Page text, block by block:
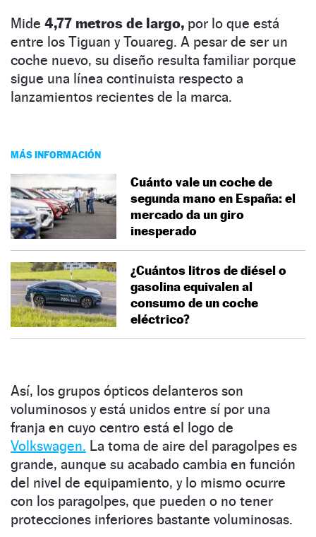
Mide 4,77 metros de largo, por lo que está
entre los Tiguan y Touareg. A pesar de ser un
coche nuevo, su diseño resulta familiar porque
sigue una línea continuista respecto a
lanzamientos recientes de la marca.
MÁS INFORMACIÓN
Cuánto vale un coche de
segunda mano en España: el
mercado da un giro
inesperado
¿Cuántos litros de diésel o
gasolina equivalen al
consumo de un coche
eléctrico?
Así, los grupos ópticos delanteros son
voluminosos y está unidos entre sí por una
franja en cuyo centro está el logo de
Volkswagen. La toma de aire del paragolpes es
grande, aunque su acabado cambia en función
del nivel de equipamiento, y lo mismo ocurre
con los paragolpes, que pueden o no tener
protecciones inferiores bastante voluminosas.